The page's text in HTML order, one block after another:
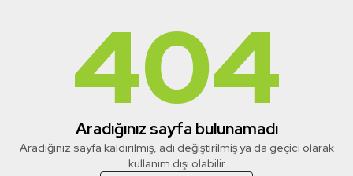
404
Aradığınız sayfa bulunamadı
Aradığınız sayfa kaldırılmış, adı değiştirilmiş ya da geçici olarak
kullanım dışı olabilir